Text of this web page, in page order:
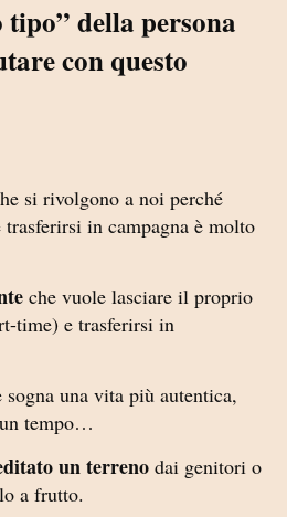
della persona
con questo
si rivolgono a noi perché
in campagna è molto
che vuole lasciare il proprio
time) e trasferirsi in
sogna una vita più autentica,
tempo…
un terreno dai genitori o
a frutto.